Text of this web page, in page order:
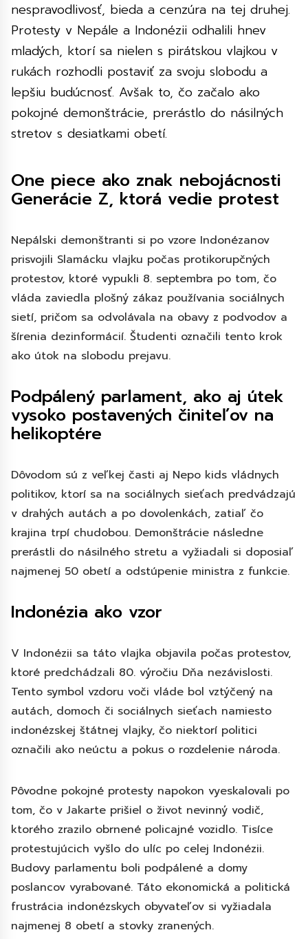
nespravodlivosť, bieda a cenzúra na tej druhej.
Protesty v Nepále a Indonézii odhalili hnev
mladých, ktorí sa nielen s pirátskou vlajkou v
rukách rozhodli postaviť za svoju slobodu a
lepšiu budúcnosť. Avšak to, čo začalo ako
pokojné demonštrácie, prerástlo do násilných
stretov s desiatkami obetí.
One piece ako znak nebojácnosti
Generácie Z, ktorá vedie protest
Nepálski demonštranti si po vzore Indonézanov
prisvojili Slamácku vlajku počas protikorupčných
protestov, ktoré vypukli 8. septembra po tom, čo
vláda zaviedla plošný zákaz používania sociálnych
sietí, pričom sa odvolávala na obavy z podvodov a
šírenia dezinformácií. Študenti označili tento krok
ako útok na slobodu prejavu.
Podpálený parlament, ako aj útek
vysoko postavených činiteľov na
helikoptére
Dôvodom sú z veľkej časti aj Nepo kids vládnych
politikov, ktorí sa na sociálnych sieťach predvádzajú
v drahých autách a po dovolenkách, zatiaľ čo
krajina trpí chudobou. Demonštrácie následne
prerástli do násilného stretu a vyžiadali si doposiaľ
najmenej 50 obetí a odstúpenie ministra z funkcie.
Indonézia ako vzor
V Indonézii sa táto vlajka objavila počas protestov,
ktoré predchádzali 80. výročiu Dňa nezávislosti.
Tento symbol vzdoru voči vláde bol vztýčený na
autách, domoch či sociálnych sieťach namiesto
indonézskej štátnej vlajky, čo niektorí politici
označili ako neúctu a pokus o rozdelenie národa.
Pôvodne pokojné protesty napokon vyeskalovali po
tom, čo v Jakarte prišiel o život nevinný vodič,
ktorého zrazilo obrnené policajné vozidlo. Tisíce
protestujúcich vyšlo do ulíc po celej Indonézii.
Budovy parlamentu boli podpálené a domy
poslancov vyrabované. Táto ekonomická a politická
frustrácia indonézskych obyvateľov si vyžiadala
najmenej 8 obetí a stovky zranených.